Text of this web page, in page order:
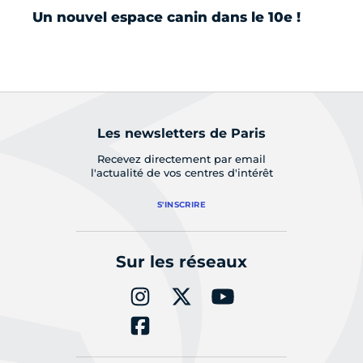
Un nouvel espace canin dans le 10e !
Les newsletters de Paris
Recevez directement par email
l'actualité de vos centres d'intérêt
S'INSCRIRE
Sur les réseaux